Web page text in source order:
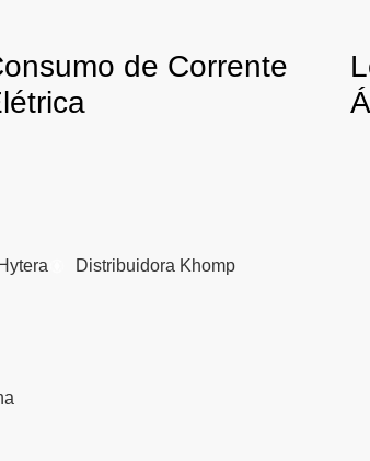
de Corrente
Distribuidora Khomp